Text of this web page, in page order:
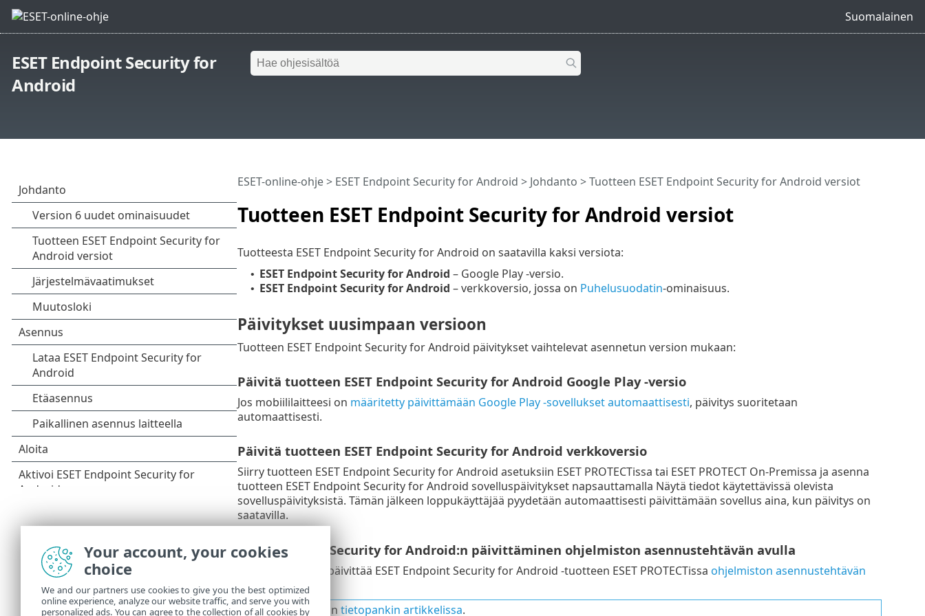
Suomalainen
ESET Endpoint Security for
Android
Tuotteen ESET Endpoint Security for Android versiot
ESET-online-ohje> ESET Endpoint Security for Android > Johdanto > Tuotteen ESET Endpoint Security for Android versiot
Tuotteesta ESET Endpoint Security for Android on saatavilla kaksi versiota:
• ESET Endpoint Security for Android – Google Play -versio.
• ESET Endpoint Security for Android – verkkoversio, jossa on Puhelusuodatin-ominaisuus.
Päivitykset uusimpaan versioon
Tuotteen ESET Endpoint Security for Android päivitykset vaihtelevat asennetun version mukaan:
Päivitä tuotteen ESET Endpoint Security for Android Google Play -versio
Jos mobiililaitteesi on määritetty päivittämään Google Play -sovellukset automaattisesti, päivitys suoritetaan
automaattisesti.
Päivitä tuotteen ESET Endpoint Security for Android verkkoversio
Siirry tuotteen ESET Endpoint Security for Android asetuksiin ESET PROTECTissa tai ESET PROTECT On-Premissa ja asenna
tuotteen ESET Endpoint Security for Android sovelluspäivitykset napsauttamalla Näytä tiedot käytettävissä olevista
sovelluspäivityksistä. Tämän jälkeen loppukäyttäjää pyydetään automaattisesti päivittämään sovellus aina, kun päivitys on
saatavilla.
ESET Endpoint Security for Android:n päivittäminen ohjelmiston asennustehtävän avulla
Katso, miten voit päivittää ESET Endpoint Security for Android -tuotteen ESET PROTECTissa ohjelmiston asennustehtävän
avulla.
Lisätietoja on tietopankin artikkelissa.
Your account, your cookies
choice
We and our partners use cookies to give you the best optimized
online experience, analyze our website traffic, and serve you with
personalized ads. You can agree to the collection of all cookies by